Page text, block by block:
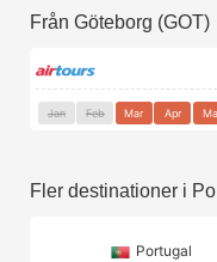
Från Göteborg (GOT)
Jan Feb Mar Apr
Fler destinationer i
Portugal